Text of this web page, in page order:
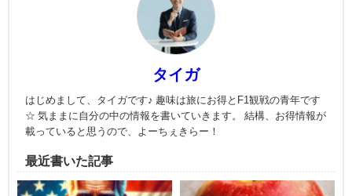
タイガ
はじめまして、タイガです♪ 趣味は旅にお得とF1観戦の青年です
☆ 気ままに自分の中の情報を書いていきます。 結構、お得情報が
載っていると思うので、よーちぇきらー！
最近書いた記事